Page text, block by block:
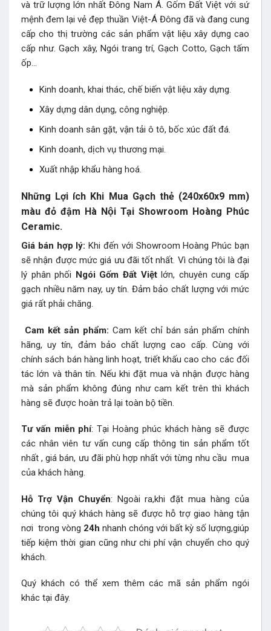
và trữ lượng lớn nhất Đông Nam Á. Gốm Đất Việt với sứ
mệnh đem lại vẻ đẹp thuần Việt-Á Đông đã và đang cung
cấp cho thị trường các sản phẩm vật liệu xây dựng cao
cấp như. Gạch xây, Ngói trang trí, Gạch Cotto, Gạch tấm
ốp…
Kinh doanh, khai thác, chế biến vật liệu xây dựng.
Xây dựng dân dụng, công nghiệp.
Kinh doanh sân gặt, vận tải ô tô, bốc xúc đất đá.
Kinh doanh, dịch vụ thương mại.
Xuất nhập khẩu hàng hoá.
Những Lợi ích Khi Mua Gạch thẻ (240x60x9 mm)
màu đỏ đậm Hà Nội Tại Showroom Hoàng Phúc
Ceramic.
Giá bán hợp lý:Khi đến với Showroom Hoàng Phúc bạn
sẽ nhận được mức giá ưu đãi tốt nhất. Vì chúng tôi là đại
lý phân phối Ngói Gốm Đất Việtlớn, chuyên cung cấp
gạch nhiều năm nay, uy tín. Đảm bảo chất lượng với mức
giá rất phải chăng.
Cam kết sản phẩm: Cam kết chỉ bán sản phẩm chính
hãng, uy tín, đảm bảo chất lượng cao cấp. Cùng với
chính sách bán hàng linh hoạt, triết khấu cao cho các đối
tác lớn và thân tín. Nếu khi đặt mua và nhận được hàng
mà sản phẩm không đúng như cam kết trên thì khách
hàng sẽ được hoàn trả lại toàn bộ tiền.
Tư vấn miễn phí: Tại Hoàng phúc khách hàng sẽ được
các nhân viên tư vấn cung cấp thông tin sản phẩm tốt
nhất , giá bán, ưu đãi phù hợp nhất với từng nhu cầu mua
của khách hàng.
Hỗ Trợ Vận Chuyển: Ngoài ra,khi đặt mua hàng của
chúng tôi quý khách hàng sẽ được hỗ trợ giao hàng tận
nơi trong vòng 24h nhanh chóng với bất kỳ số lượng,giúp
tiếp kiệm thời gian cũng như chi phí vận chuyển cho quý
khách.
Quý khách có thể xem thêm các mã sản phẩm ngói
khác tại đây.